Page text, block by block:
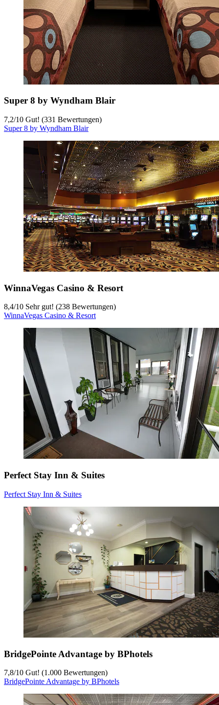
Super 8 by Wyndham Blair
7,2/10 Gut! (331 Bewertungen)
Super 8 by Wyndham Blair
WinnaVegas Casino & Resort
8,4/10 Sehr gut! (238 Bewertungen)
WinnaVegas Casino & Resort
Perfect Stay Inn & Suites
Perfect Stay Inn & Suites
BridgePointe Advantage by BPhotels
7,8/10 Gut! (1.000 Bewertungen)
BridgePointe Advantage by BPhotels